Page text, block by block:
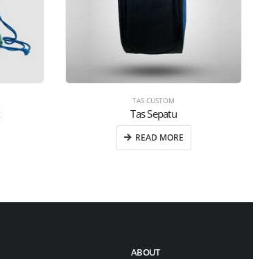
TAS CUSTOM
Tas Sepatu
READ MORE
ABOUT